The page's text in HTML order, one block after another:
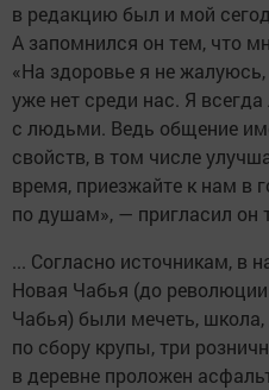
в редакцию был и мой
А запомнился он тем, что
«На здоровье я не
уже нет среди нас. Я
с людьми. Ведь общение
свойств, в том числе
время, приезжайте к нам в
по душам», — пригласил он
... Согласно источникам, в
Новая Чабья (до
Чабья) были мечеть,
по сбору крупы, три
в деревне проложен